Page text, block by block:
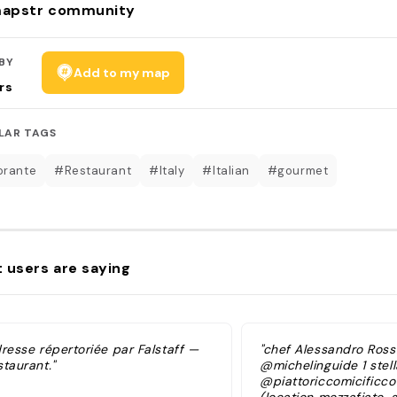
community
Add to my map
TAGS
#Restaurant #Italy #Italian #gourmet
users are saying
répertoriée par Falstaff —
"chef Alessandro
@michelinguide 1
@piattoriccomicificco